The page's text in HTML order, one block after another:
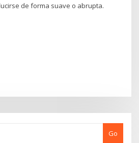
de forma suave o abrupta.
Go